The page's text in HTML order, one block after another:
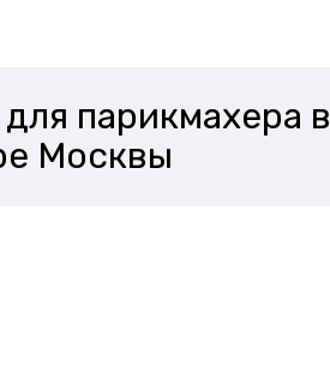
парикмахера в
Москвы